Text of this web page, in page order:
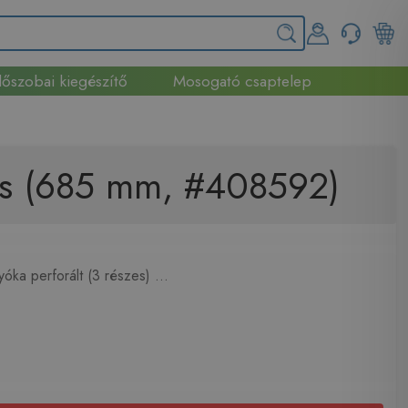
kiegészítő Mosogató csaptelep
(685 mm, #408592)
perforált (3 részes) ...